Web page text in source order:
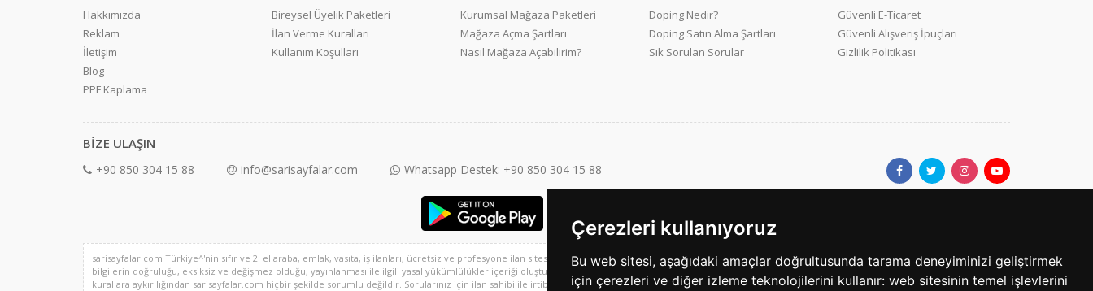
Çerezleri kullanıyoruz
Bu web sitesi, aşağıdaki amaçlar doğrultusunda tarama deneyiminizi geliştirmek
için çerezleri ve diğer izleme teknolojilerini kullanır: web sitesinin temel işlevlerini
Hakkımızda
Reklam
İletişim
Blog
PPF Kaplama
Bireysel Üyelik Paketleri
İlan Verme Kuralları
Kullanım Koşulları
Kurumsal Mağaza Paketleri
Mağaza Açma Şartları
Nasıl Mağaza Açabilirim?
Doping Nedir?
Doping Satın Alma Şartları
Sık Sorulan Sorular
Güvenli E-Ticaret
Güvenli Alışveriş İpuçları
Gizlilik Politikası
BİZE ULAŞIN
+90 850 304 15 88 info@sarisayfalar.com Whatsapp Destek: +90 850 304 15 88
sarisayfalar.com Türkiye^'nin sıfır ve 2. el araba, emlak, vasıta, iş ilanları, ücretsiz ve profesyone ilan sitesi ve 2. el alışveriş platformu, sarisayfalar.com'da yer alan kullanıcıların oluşturduğu tüm içerik, görüş ve
bilgilerin doğruluğu, eksiksiz ve değişmez olduğu, yayınlanması ile ilgili yasal yükümlülükler içeriği oluşturan kullanıcıya aittir. Bu içeriğin, görüş ve bilgilerin yanlışlık, eksiklik veya yasalarla düzenlenmiş
kurallara aykırılığından sarisayfalar.com hiçbir şekilde sorumlu değildir. Sorularınız için ilan sahibi ile irtibata geçebilirsiniz.